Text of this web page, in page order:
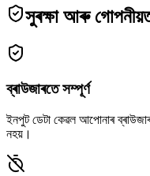
সুৰক্ষা আৰু
ব্ৰাউজাৰতে সম্পূৰ্ণ
ইনপুট ডেটা কেৱল আপোনাৰ
নহয়।